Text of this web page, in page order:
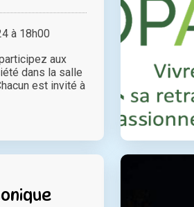
à 18h00
aux
dans la salle
est invité à